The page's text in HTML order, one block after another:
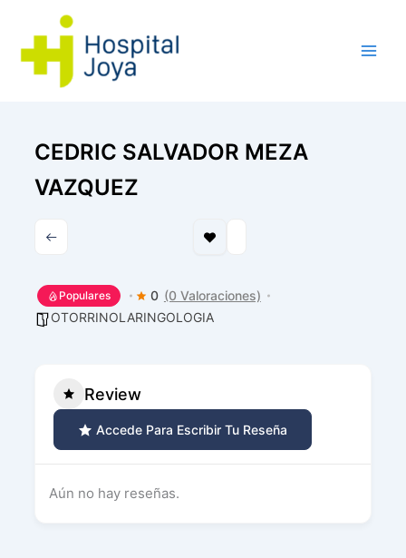
contenido
CEDRIC SALVADOR MEZA
VAZQUEZ
Populares 0 (0 Valoraciones)
OTORRINOLARINGOLOGIA
Review
Accede Para Escribir Tu Reseña
Aún no hay reseñas.